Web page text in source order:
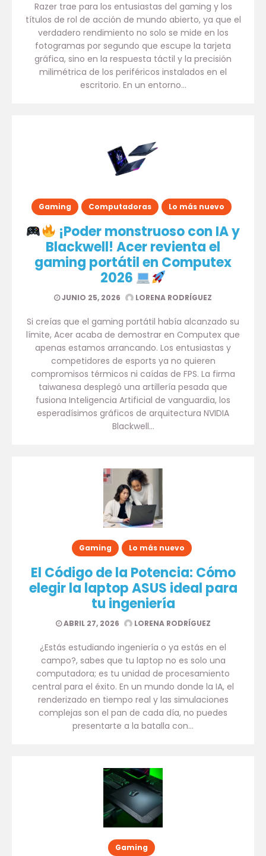
Razer trae para los entusiastas del gaming y los
títulos de rol de acción de mundo abierto, ya que el
verdadero rendimiento no solo se mide en los
fotogramas por segundo que escupe la tarjeta
gráfica, sino en la respuesta táctil y la precisión
milimétrica de los periféricos instalados en el
escritorio. En un entorno…
Gaming Computadoras Lo más nuevo
¡Poder monstruoso con IA y
Blackwell! Acer revienta el
gaming portátil en Computex
2026
JUNIO 25, 2026 LORENA RODRÍGUEZ
Si creías que el gaming portátil había alcanzado su
límite, Acer acaba de demostrar en Computex que
apenas estamos arrancando. Los entusiastas y
competidores de esports ya no quieren
compromisos térmicos ni caídas de FPS. La firma
taiwanesa desplegó una artillería pesada que
fusiona Inteligencia Artificial de vanguardia, los
esperadísimos gráficos de arquitectura NVIDIA
Blackwell…
Gaming Lo más nuevo
El Código de la Potencia: Cómo
elegir la laptop ASUS ideal para
tu ingeniería
ABRIL 27, 2026 LORENA RODRÍGUEZ
¿Estás estudiando ingeniería o ya estás en el
campo?, sabes que tu laptop no es solo una
computadora; es tu unidad de procesamiento
central para el éxito. En un mundo donde la IA, el
renderizado en tiempo real y las simulaciones
complejas son el pan de cada día, no puedes
presentarte a la batalla con…
Gaming